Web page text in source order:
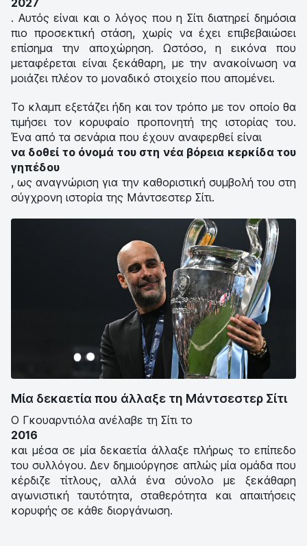
. Αυτός είναι και ο λόγος που η Σίτι διατηρεί δημόσια
πιο προσεκτική στάση, χωρίς να έχει επιβεβαιώσει
επίσημα την αποχώρηση. Ωστόσο, η εικόνα που
μεταφέρεται είναι ξεκάθαρη, με την ανακοίνωση να
μοιάζει πλέον το μοναδικό στοιχείο που απομένει.
Το κλαμπ εξετάζει ήδη και τον τρόπο με τον οποίο θα
τιμήσει τον κορυφαίο προπονητή της ιστορίας του.
Ένα από τα σενάρια που έχουν αναφερθεί είναι
να δοθεί το όνομά του στη νέα βόρεια κερκίδα του
γηπέδου
, ως αναγνώριση για την καθοριστική συμβολή του στη
σύγχρονη ιστορία της Μάντσεστερ Σίτι.
Μία δεκαετία που άλλαξε τη Μάντσεστερ Σίτι
Ο Γκουαρντιόλα ανέλαβε τη Σίτι το
2016
και μέσα σε μία δεκαετία άλλαξε πλήρως το επίπεδο
του συλλόγου. Δεν δημιούργησε απλώς μία ομάδα που
κέρδιζε τίτλους, αλλά ένα σύνολο με ξεκάθαρη
αγωνιστική ταυτότητα, σταθερότητα και απαιτήσεις
κορυφής σε κάθε διοργάνωση.